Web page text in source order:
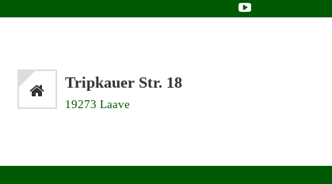
Tripkauer Str. 18
19273 Laave